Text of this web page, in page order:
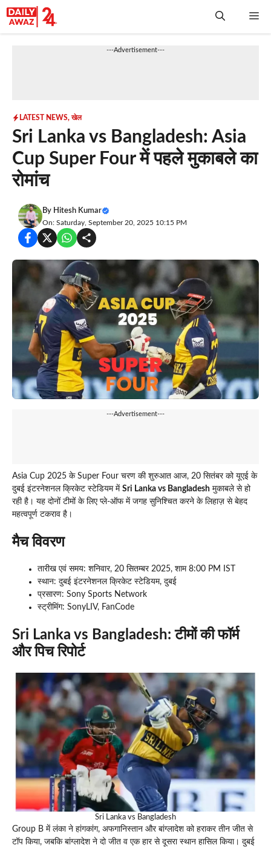
Skip
to
---Advertisement---
LATEST NEWS,खेल
Sri Lanka vs Bangladesh: Asia
Cup Super Four में पहले मुकाबले का
रोमांच
By Hitesh Kumar
On: Saturday, September 20, 2025 10:15 PM
---Advertisement---
Asia Cup 2025 के Super Four चरण की शुरुआत आज, 20 सितंबर को यूएई के
दुबई इंटरनेशनल क्रिकेट स्टेडियम में Sri Lanka vs Bangladesh मुकाबले से हो
रही है। यह दोनों टीमों के लिए प्ले-ऑफ में जगह सुनिश्चित करने के लिहाज़ से बेहद
महत्वपूर्ण टकराव है।
मैच विवरण
तारीख एवं समय: शनिवार, 20 सितम्बर 2025, शाम 8:00 PM IST
स्थान: दुबई इंटरनेशनल क्रिकेट स्टेडियम, दुबई
प्रसारण: Sony Sports Network
स्ट्रीमिंग: SonyLIV, FanCode
Sri Lanka vs Bangladesh:टीमों की फॉर्म
और पिच रिपोर्ट
Sri Lanka vs Bangladesh
Group B में लंका ने हांगकांग, अफगानिस्तान और बांग्लादेश को हराकर तीन जीत से
टॉप किया, जबकि बांग्लादेश ने दो जीत व एक हार से दूसरा स्थान हासिल किया। दुबई